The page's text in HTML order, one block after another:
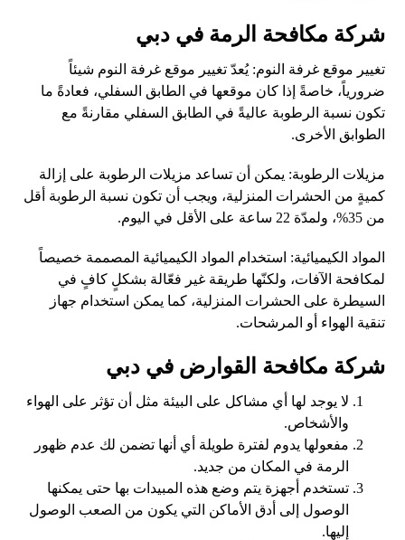
شركة مكافحة الرمة في دبي
تغيير موقع غرفة النوم: يُعدّ تغيير موقع غرفة النوم شيئاً
ضرورياً، خاصةً إذا كان موقعها في الطابق السفلي، فعادةً ما
تكون نسبة الرطوبة عاليةً في الطابق السفلي مقارنةً مع
الطوابق الأخرى.
مزيلات الرطوبة: يمكن أن تساعد مزيلات الرطوبة على إزالة
كميةٍ من الحشرات المنزلية، ويجب أن تكون نسبة الرطوبة أقل
من 35%، ولمدّة 22 ساعة على الأقل في اليوم.
المواد الكيميائية: استخدام المواد الكيميائية المصممة خصيصاً
لمكافحة الآفات، ولكنّها طريقة غير فعّالة بشكلٍ كافٍ في
السيطرة على الحشرات المنزلية، كما يمكن استخدام جهاز
تنقية الهواء أو المرشحات.
شركة مكافحة القوارض في دبي
لا يوجد لها أي مشاكل على البيئة مثل أن تؤثر على الهواء
والأشخاص.
مفعولها يدوم لفترة طويلة أي أنها تضمن لك عدم ظهور
الرمة في المكان من جديد.
تستخدم أجهزة يتم وضع هذه المبيدات بها حتى يمكنها
الوصول إلى أدق الأماكن التي يكون من الصعب الوصول
إليها.